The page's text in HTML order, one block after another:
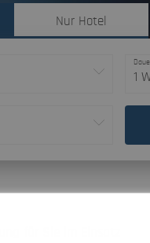
Nur Hotel
1